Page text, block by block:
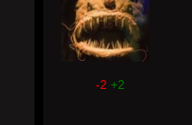
-2 +2